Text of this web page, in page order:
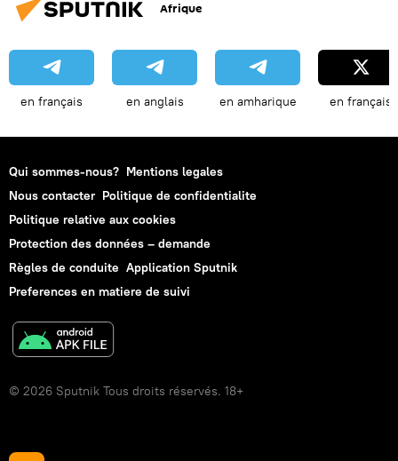
Afrique
en français en anglais en amharique en français
Qui sommes-nous? Mentions legales
Nous contacter Politique de confidentialite
Politique relative aux cookies
Protection des données – demande
Règles de conduite Application Sputnik
Preferences en matiere de suivi
© 2026 Sputnik Tous droits réservés. 18+